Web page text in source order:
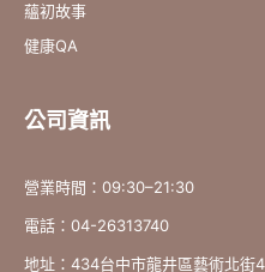
蘊初故事
健康QA
公司資訊
營業時間：09:30–21:30
電話：04-26313740
地址：434台中市龍井區藝術北街